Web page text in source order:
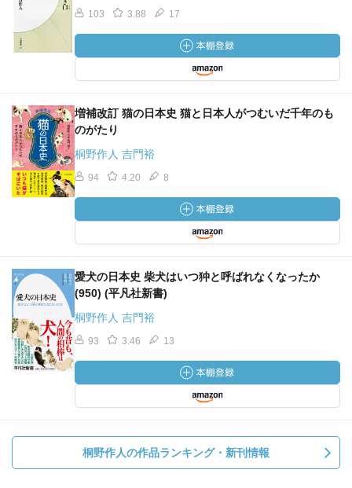
103 3.88 17
増補改訂 猫の日本史 猫と日本人がつむいだ千年のも
のがたり
桐野作人 吉門裕
94 4.20 8
愛犬の日本史 柴犬はいつ狆と呼ばれなくなったか
(950) (平凡社新書)
桐野作人 吉門裕
93 3.46 13
桐野作人の作品ランキング・新刊情報